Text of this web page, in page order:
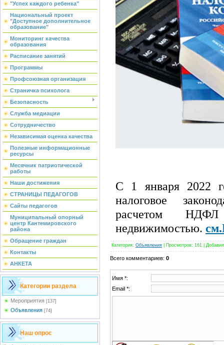
"Успех каждого ребенка"
Национальный проект
"Доступное дополнительное
образование"
Мониторинг качества
образования
Расписание занятий
Программы
Профсоюзная организация
Страничка психолога
Безопасность
Служба медиации
Сотрудничество
Независимая оценка качества
Полезные информационные
ресурсы
Месячник патриотической
работы
Наши достижения
СТРАНИЦЫ ПЕДАГОГОВ
Сайты педагогов
Муниципальный опорный
центр Кантемировского
района
Обращение граждан
Контакты
АНКЕТА
Категории раздела
Мероприятия [137]
Объявления [74]
Наш опрос
С 1 января 2022
налоговое
расчетом
недвижимостью.
Категория: Объявления Просмотров: 161 Добавил
Всего комментариев: 0
Имя *:
Email *: